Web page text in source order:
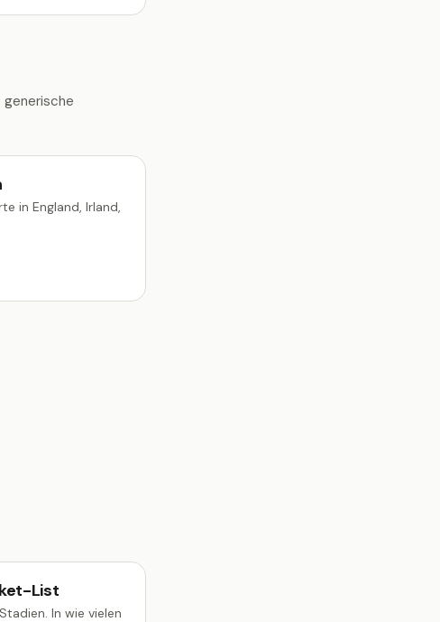
generische
in England, Irland,
List
In wie vielen